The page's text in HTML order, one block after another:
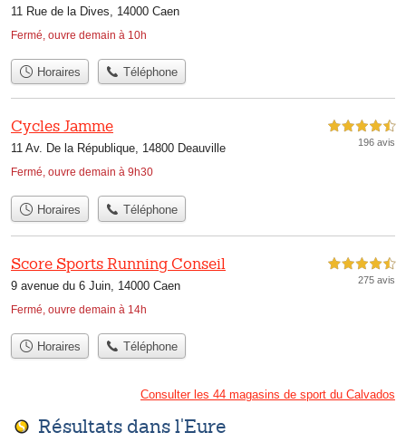
11 Rue de la Dives, 14000 Caen
Fermé, ouvre demain à 10h
Horaires Téléphone
Cycles Jamme
11 Av. De la République, 14800 Deauville
Fermé, ouvre demain à 9h30
4,5 étoiles sur 5
196 avis
Horaires Téléphone
Score Sports Running Conseil
9 avenue du 6 Juin, 14000 Caen
Fermé, ouvre demain à 14h
4,5 étoiles sur 5
275 avis
Horaires Téléphone
Consulter les 44 magasins de sport du Calvados
Résultats dans l'Eure